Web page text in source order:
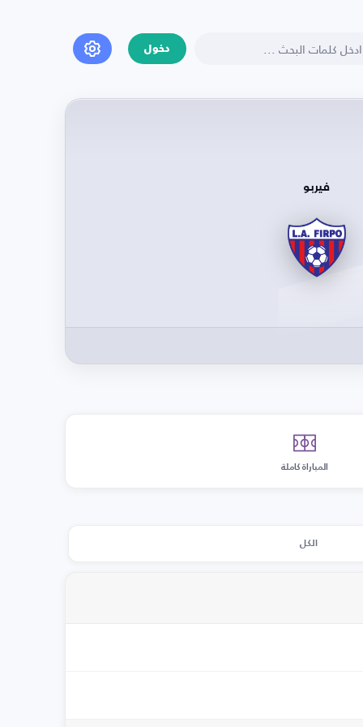
دخول
فيربو
المباراة كاملة
الكل